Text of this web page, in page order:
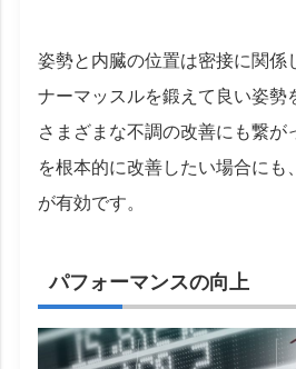
姿勢と内臓の位置は密接に関係
ナーマッスルを鍛えて良い姿勢
さまざまな不調の改善にも繋が
を根本的に改善したい場合にも
が有効です。
パフォーマンスの向上